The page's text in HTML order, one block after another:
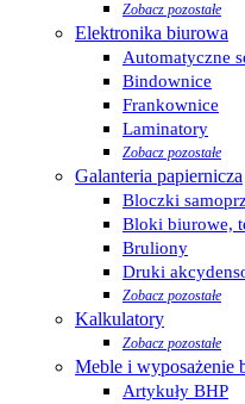
Zobacz pozostałe
Elektronika biurowa
Automatyczne
Bindownice
Frankownice
Laminatory
Zobacz pozostałe
Galanteria papiernicza
Bloczki
Bloki biurowe,
Bruliony
Druki
Zobacz pozostałe
Kalkulatory
Zobacz pozostałe
Meble i wyposażenie
Artykuły BHP